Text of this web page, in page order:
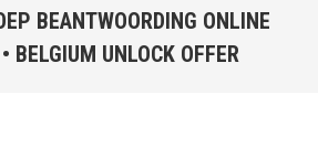
BEANTWOORDING ONLINE
BELGIUM UNLOCK OFFER